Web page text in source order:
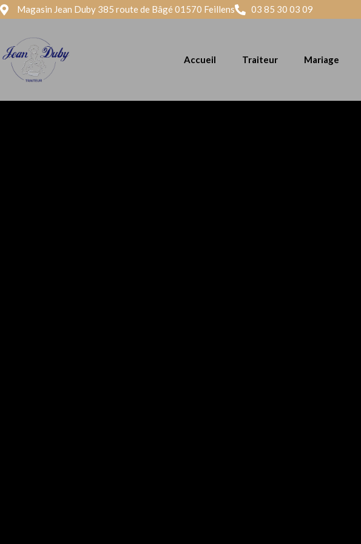
Magasin Jean Duby 385 route de Bâgé 01570 Feillens 03 85 30 03 09
Accueil Traiteur Mariage
Panneau de gestion des cookies